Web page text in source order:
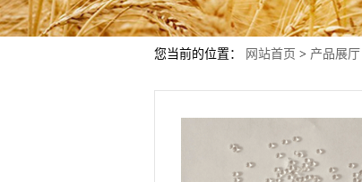
您当前的位置： 网站首页 > 产品展厅